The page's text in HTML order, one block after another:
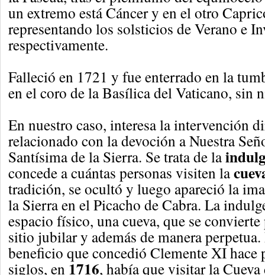
un extremo está Cáncer y en el otro
representando los solsticios de Verano e
respectivamente.
Falleció en 1721 y fue enterrado en la
en el coro de la Basílica del Vaticano, sin
En nuestro caso, interesa la intervención
relacionado con la devoción a Nuestra
Santísima de la Sierra. Se trata de la
concede a cuántas personas visiten la
tradición, se ocultó y luego apareció la
la Sierra en el Picacho de Cabra. La
espacio físico, una cueva, que se
sitio jubilar y además de manera perpetua.
beneficio que concedió Clemente XI hace
siglos, en 1716, había que visitar la